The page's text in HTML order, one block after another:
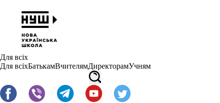
Для всіх
Для всіхБатькамВчителямДиректорамУчням